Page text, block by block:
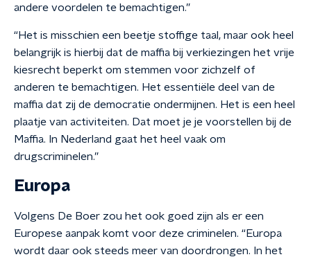
andere voordelen te bemachtigen.”
“Het is misschien een beetje stoffige taal, maar ook heel
belangrijk is hierbij dat de maffia bij verkiezingen het vrije
kiesrecht beperkt om stemmen voor zichzelf of
anderen te bemachtigen. Het essentiële deel van de
maffia dat zij de democratie ondermijnen. Het is een heel
plaatje van activiteiten. Dat moet je je voorstellen bij de
Maffia. In Nederland gaat het heel vaak om
drugscriminelen.”
Europa
Volgens De Boer zou het ook goed zijn als er een
Europese aanpak komt voor deze criminelen. “Europa
wordt daar ook steeds meer van doordrongen. In het